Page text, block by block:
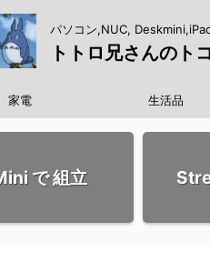
パソコン,NUC,
トトロ兄さんのト
家電 生活品
で 組立